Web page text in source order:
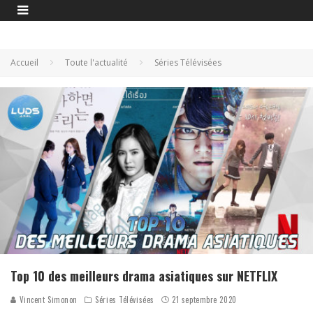
Accueil Toute l'actualité Séries Télévisées
Top 10 des meilleurs drama asiatiques sur NETFLIX
Vincent Simonon Séries Télévisées 21 septembre 2020